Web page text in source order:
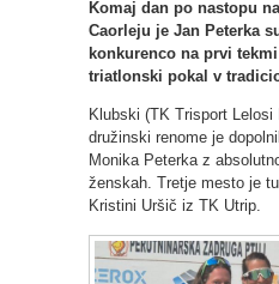
Komaj dan po nastopu
Caorleju je Jan Peterka
konkurenco na prvi
triatlonski pokal v
Klubski (TK Trisport Lelosi
družinski renome je
Monika Peterka z
ženskah. Tretje mesto je
Kristini Uršič iz TK Utrip.